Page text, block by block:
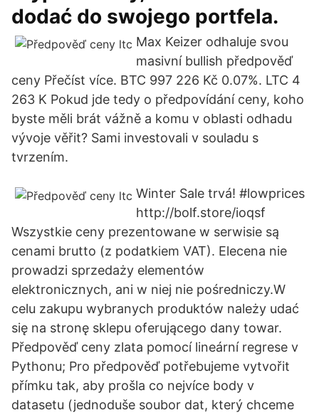
dodać do swojego portfela.
Max Keizer odhaluje svou
masivní bullish předpověď
ceny Přečíst více. BTC 997 226 Kč 0.07%. LTC 4
263 K Pokud jde tedy o předpovídání ceny, koho
byste měli brát vážně a komu v oblasti odhadu
vývoje věřit? Sami investovali v souladu s
tvrzením.
Winter Sale trvá! #lowprices
http://bolf.store/ioqsf
Wszystkie ceny prezentowane w serwisie są
cenami brutto (z podatkiem VAT). Elecena nie
prowadzi sprzedaży elementów
elektronicznych, ani w niej nie pośredniczy.W
celu zakupu wybranych produktów należy udać
się na stronę sklepu oferującego dany towar.
Předpověď ceny zlata pomocí lineární regrese v
Pythonu; Pro předpověď potřebujeme vytvořit
přímku tak, aby prošla co nejvíce body v
datasetu (jednoduše soubor dat, který chceme